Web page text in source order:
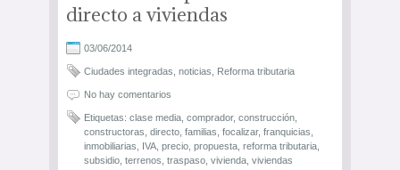
directo a viviendas
03/06/2014
Ciudades integradas noticias Reforma tributaria
No hay comentarios
Etiquetas: clase media comprador, construcción
constructoras directo familias focalizar, franquicias
inmobiliarias
IVA precio propuesta reforma tributaria
subsidio terrenos traspaso vivienda viviendas